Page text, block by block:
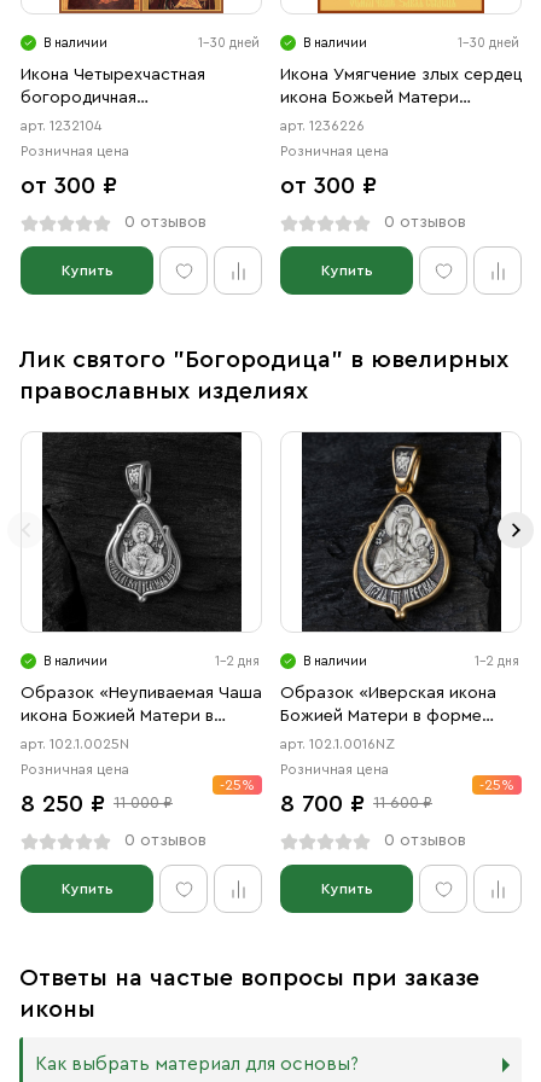
В наличии 1-30 дней
Икона Четырехчастная
богородичная
Казанская,Владимирская,
Смоленская, Тихвинская
(АРТ.02104)
арт. 1232104
Розничная цена
от 300 ₽
0 отзывов
Купить
В наличии 1-30 дней
Икона Умягчение злых сердец
икона Божьей Матери
(АРТ.06226)
арт. 1236226
Розничная цена
от 300 ₽
0 отзывов
Купить
Лик святого "Богородица" в ювелирных
православных изделиях
В наличии 1-2 дня
Образок «Неупиваемая Чаша
икона Божией Матери в
форме цаты» чернение
арт. 102.1.0025N
Розничная цена
8 250 ₽ 11 000 ₽
-25%
0 отзывов
Купить
В наличии 1-2 дня
Образок «Иверская икона
Божией Матери в форме
цаты» чернение, позолота
арт. 102.1.0016NZ
Розничная цена
8 700 ₽ 11 600 ₽
-25%
0 отзывов
Купить
Ответы на частые вопросы при заказе
иконы
Как выбрать материал для основы?